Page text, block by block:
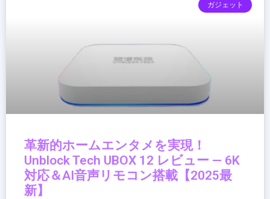
ガジェット
革新的ホームエンタメを実現！
Unblock Tech UBOX 12 レビュー — 6K
対応＆AI音声リモコン搭載【2025最
新】